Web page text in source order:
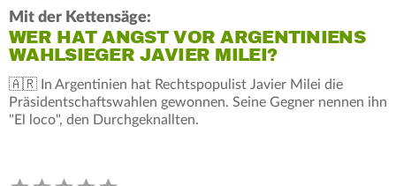
Mit der Kettensäge:
WER HAT ANGST VOR ARGENTINIENS
WAHLSIEGER JAVIER MILEI?
🇦🇷 In Argentinien hat Rechtspopulist Javier Milei die
Präsidentschaftswahlen gewonnen. Seine Gegner nennen ihn
"El loco", den Durchgeknallten.